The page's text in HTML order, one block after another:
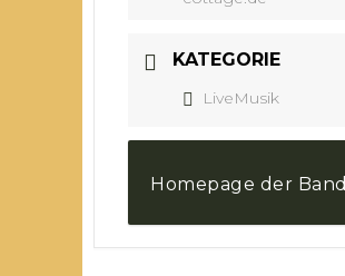
KATEGORIE
LiveMusik
Homepage der Band